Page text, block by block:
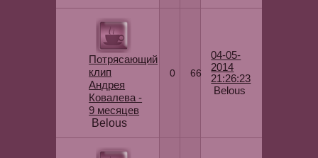
Потрясающий
клип
Андрея
Ковалева -
9 месяцев
Belous
0 66
04-05-
2014
21:26:23
Belous